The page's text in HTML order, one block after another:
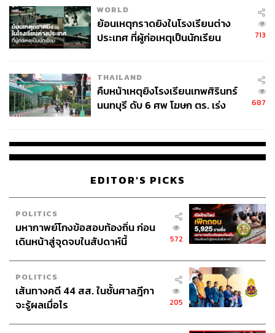
WORLD
ย้อนเหตุกราดยิงในโรงเรียนต่าง
ประเทศ ที่ผู้ก่อเหตุเป็นนักเรียน
713
THAILAND
คืบหน้าเหตุยิงโรงเรียนเทพศิรินทร์
นนทบุรี ดับ 6 ศพ โฆษก ตร. เร่ง
687
EDITOR'S PICKS
POLITICS
มหากาพย์โกงข้อสอบท้องถิ่น ก่อน
เดินหน้าสู่จุดจบในสัปดาห์นี้
572
POLITICS
เส้นทางคดี 44 สส. ในชั้นศาลฎีกา
จะรู้ผลเมื่อไร
205